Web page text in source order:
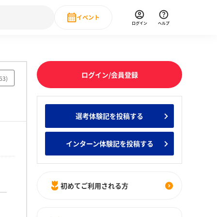
卒就職人気企業ランキング みんなのインターン人気企業ランキ
・DX現場社員インタビュー
イベント
直近のイベント一覧
ログイン ヘルプ
) ログイン/会員登録
選考体験記を投稿する
インターン体験記を投稿する
初めてご利用される方